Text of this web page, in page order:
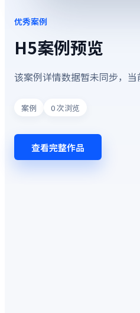
优秀案例
H5案例预览
该案例详情数据暂未同步，当
案例 0次浏览
查看完整作品